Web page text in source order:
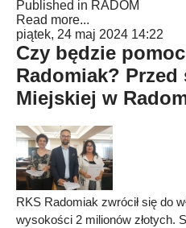
Published in RADOM
Read more...
piątek, 24 maj 2024 14:22
Czy będzie
Radomiak? Przed
Miejskiej w
RKS Radomiak zwrócił się do
wysokości 2 milionów złotych.